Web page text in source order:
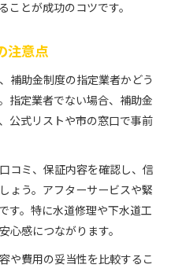
ことが成功のコツです。
注意点
補助金制度の指定業者かどう
指定業者でない場合、補助金
公式リストや市の窓口で事前
コミ、保証内容を確認し、信
ょう。アフターサービスや緊
す。特に水道修理や下水道工
心感につながります。
や費用の妥当性を比較するこ